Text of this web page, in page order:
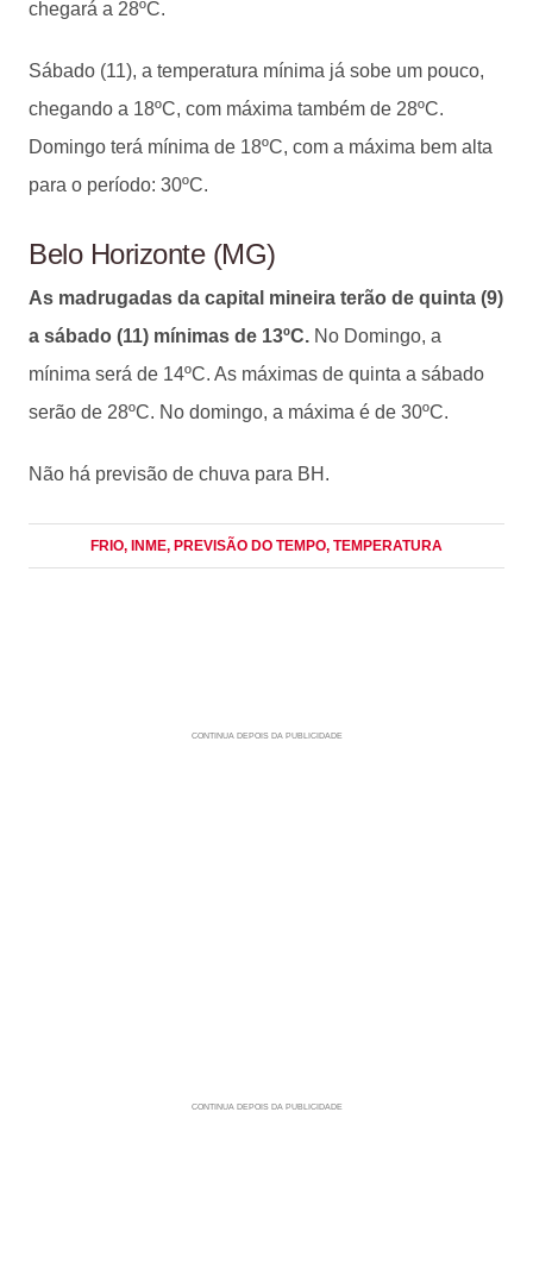
chegará a 28ºC.
Sábado (11), a temperatura mínima já sobe um pouco,
chegando a 18ºC, com máxima também de 28ºC.
Domingo terá mínima de 18ºC, com a máxima bem alta
para o período: 30ºC.
Belo Horizonte (MG)
As madrugadas da capital mineira terão de quinta (9)
a sábado (11) mínimas de 13ºC. No Domingo, a
mínima será de 14ºC. As máximas de quinta a sábado
serão de 28ºC. No domingo, a máxima é de 30ºC.
Não há previsão de chuva para BH.
FRIO, INME, PREVISÃO DO TEMPO, TEMPERATURA